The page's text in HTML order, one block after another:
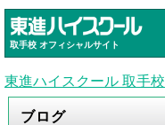
取手校 オフィシャルサイト
東進ハイスクール 取手校
ブログ